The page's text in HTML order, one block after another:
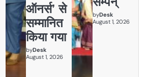
ऑनर्स’ से
सम्मानित
किया गया
byDesk
August 1, 2026
byDesk
August 1, 2026